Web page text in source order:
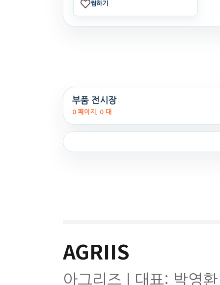
찜하기
부품 전시장
0 페이지, 0 대
AGRIIS
아그리즈 | 대표: 박영환